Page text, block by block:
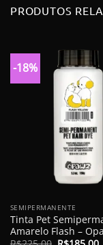
PRODUTOS
-18%
SEMIPERMANENTE
Tinta Pet
Amarelo Flash –